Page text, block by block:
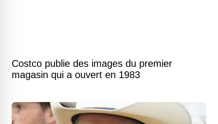
Costco publie des images du premier
magasin qui a ouvert en 1983